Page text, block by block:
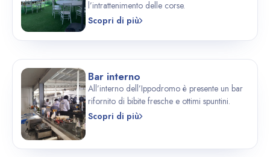
l’intrattenimento delle corse.
Scopri di più
Bar interno
All’interno dell’Ippodromo è presente un bar
rifornito di bibite fresche e ottimi spuntini.
Scopri di più